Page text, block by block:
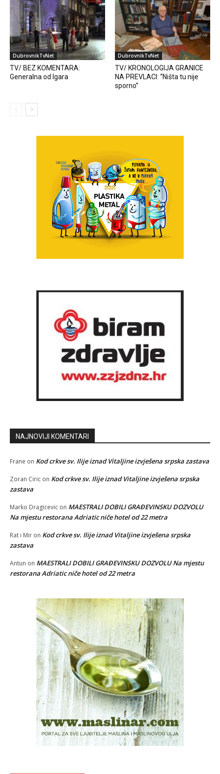
DubrovnikTvNet
TV/ BEZ KOMENTARA:
Generalna od Igara
DubrovnikTvNet
TV/ KRONOLOGIJA GRANICE
NA PREVLACI: “Ništa tu nije
sporno”
NAJNOVIJI KOMENTARI
Frane on Kod crkve sv. Ilije iznad Vitaljine izvješena srpska zastava
Zoran Ciric on Kod crkve sv. Ilije iznad Vitaljine izvješena srpska
zastava
Marko Dragicevic on MAESTRALI DOBILI GRAĐEVINSKU DOZVOLU
Na mjestu restorana Adriatic niče hotel od 22 metra
Rat i Mir on Kod crkve sv. Ilije iznad Vitaljine izvješena srpska
zastava
Antun on MAESTRALI DOBILI GRAĐEVINSKU DOZVOLU Na mjestu
restorana Adriatic niče hotel od 22 metra